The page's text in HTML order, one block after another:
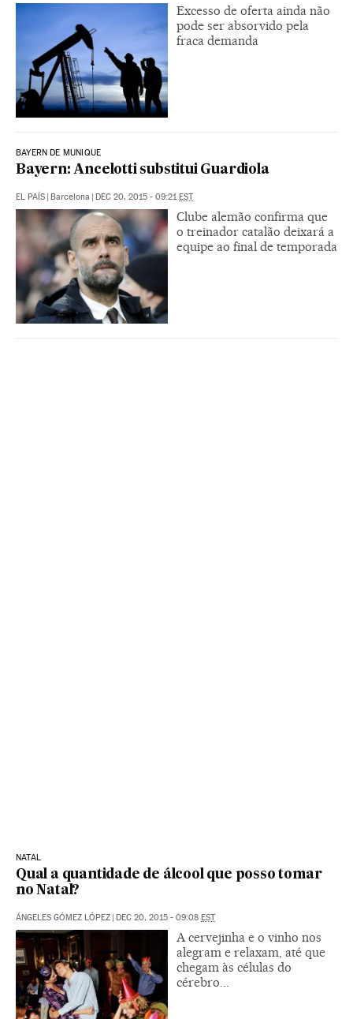
Excesso de oferta ainda não
pode ser absorvido pela
fraca demanda
BAYERN DE MUNIQUE
Bayern: Ancelotti substitui Guardiola
EL PAÍS | Barcelona | DEC 20, 2015 - 09:21EST
Clube alemão confirma que
o treinador catalão deixará a
equipe ao final de temporada
NATAL
Qual a quantidade de álcool que posso tomar
no Natal?
ÁNGELES GÓMEZ LÓPEZ | DEC 20, 2015 - 09:08 EST
A cervejinha e o vinho nos
alegram e relaxam, até que
chegam às células do
cérebro...